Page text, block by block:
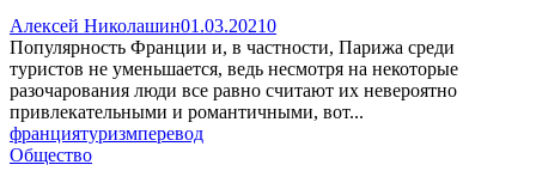
Алексей Николашин01.03.20210
Популярность Франции и, в частности, Парижа среди
туристов не уменьшается, ведь несмотря на некоторые
разочарования люди все равно считают их невероятно
привлекательными и романтичными, вот...
франциятуризмперевод
Общество